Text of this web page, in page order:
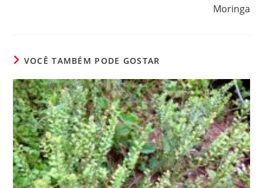
Moringa
VOCÊ TAMBÉM PODE GOSTAR